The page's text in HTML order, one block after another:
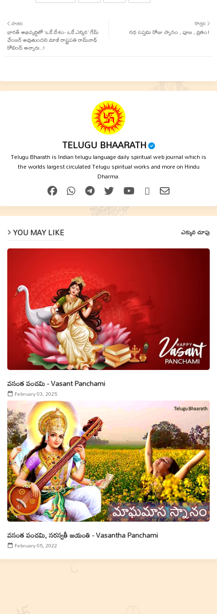
ter
కొత్తది
రథ సప్తమి రోజు స్నానం , పూజ , వ్రతం!
పాతది
భారత్‌ అభివృద్ధిలో ‘ఒకే దేశం- ఒకే ఎన్నిక’ గేమ్‌
ఛేంజర్‌ అవుతుందని మాజీ రాష్ట్రపతి రామ్‌నాథ్‌
కోవింద్‌ అన్నారు..!
TELUGU BHAARATH
Telugu Bharath is Indian telugu language daily spiritual web journal which is
the worlds largest circulated Telugu spiritual works and more on Hindu
Dharma.
YOU MAY LIKE ఎక్కువ చూపు
వసంత పంచమి - Vasant Panchami
February 03, 2025
వసంత పంచమి, సరస్వతీ జయంతి - Vasantha Panchami
February 05, 2022